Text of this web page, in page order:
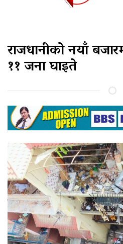
राजधानीको नयाँ
११ जना घाइते